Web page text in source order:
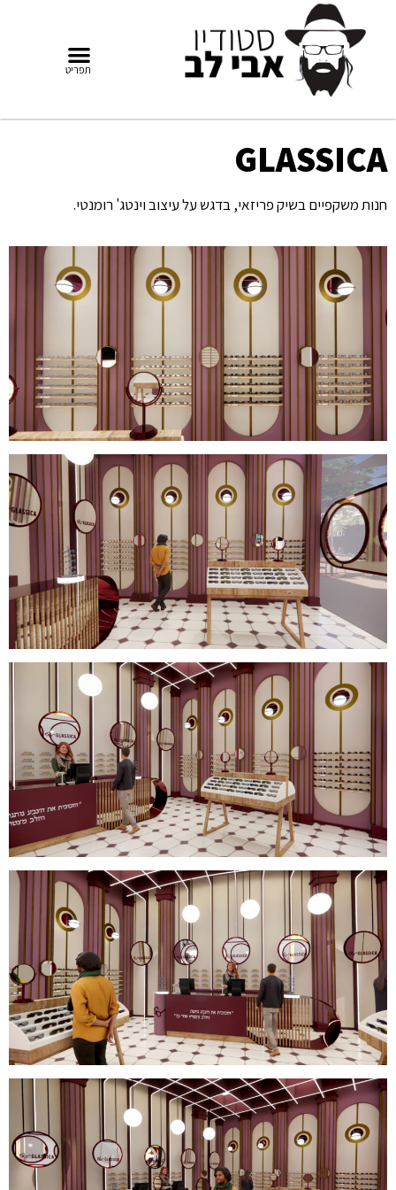
GLASSICA
חנות משקפיים בשיק פריזאי, בדגש על עיצוב וינטג' רומנטי.